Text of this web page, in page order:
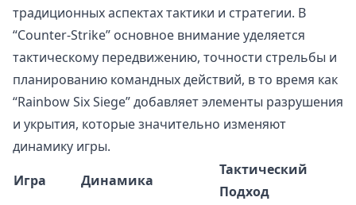
традиционных аспектах тактики и стратегии. В
“Counter-Strike” основное внимание уделяется
тактическому передвижению, точности стрельбы и
планированию командных действий, в то время как
“Rainbow Six Siege” добавляет элементы разрушения
и укрытия, которые значительно изменяют
динамику игры.
Игра
Динамика
Тактический
Подход